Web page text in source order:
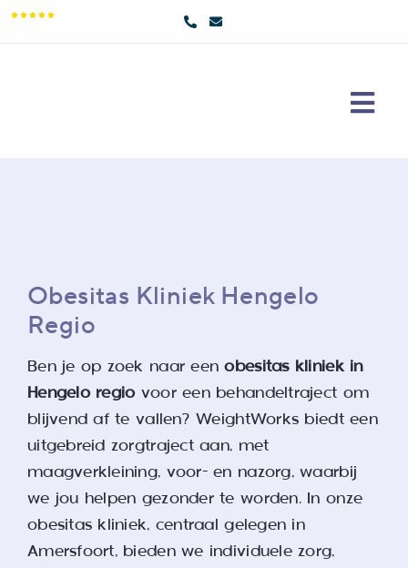
Skip
to
for:
Obesitas Kliniek Hengelo
Regio
Ben je op zoek naar eenobesitas kliniek in
Hengelo regio voor een behandeltraject om
blijvend af te vallen? WeightWorks biedt een
uitgebreid zorgtraject aan, met
maagverkleining, voor- en nazorg, waarbij
we jou helpen gezonder te worden. In onze
obesitas kliniek, centraal gelegen in
Amersfoort, bieden we individuele zorg,